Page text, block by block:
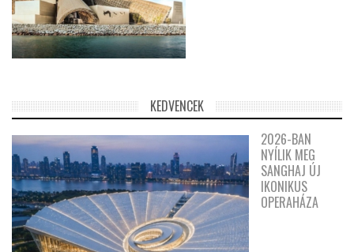
KEDVENCEK
2026-BAN
NYÍLIK MEG
SANGHAJ ÚJ
IKONIKUS
OPERAHÁZA